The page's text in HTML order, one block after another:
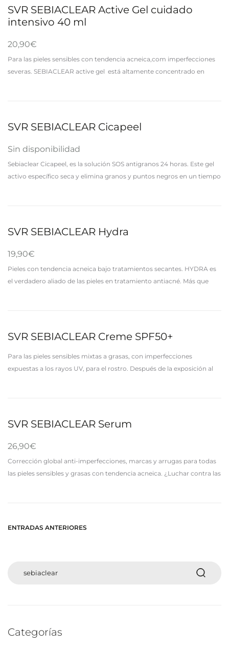
SVR SEBIACLEAR Active Gel cuidado
intensivo 40 ml
20,90€
Para las pieles sensibles con tendencia acneica,com imperfecciones
severas. SEBIACLEAR active gel está altamente concentrado en
SVR SEBIACLEAR Cicapeel
Sin disponibilidad
Sebiaclear Cicapeel, es la solución SOS antigranos 24 horas. Este gel
activo específico seca y elimina granos y puntos negros en un tiempo
SVR SEBIACLEAR Hydra
19,90€
Pieles con tendencia acneica bajo tratamientos secantes. HYDRA es
el verdadero aliado de las pieles en tratamiento antiacné. Más que
SVR SEBIACLEAR Creme SPF50+
Para las pieles sensibles mixtas a grasas, con imperfecciones
expuestas a los rayos UV, para el rostro. Después de la exposición al
SVR SEBIACLEAR Serum
26,90€
Corrección global anti-imperfecciones, marcas y arrugas para todas
las pieles sensibles y grasas con tendencia acneica. ¿Luchar contra las
Navegación
ENTRADAS ANTERIORES
Buscar:
Categorías